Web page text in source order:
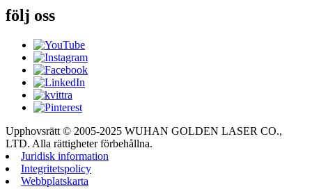
följ oss
Upphovsrätt © 2005-2025 WUHAN GOLDEN LASER CO.,
LTD. Alla rättigheter förbehållna.
Juridisk information
Integritetspolicy
Webbplatskarta